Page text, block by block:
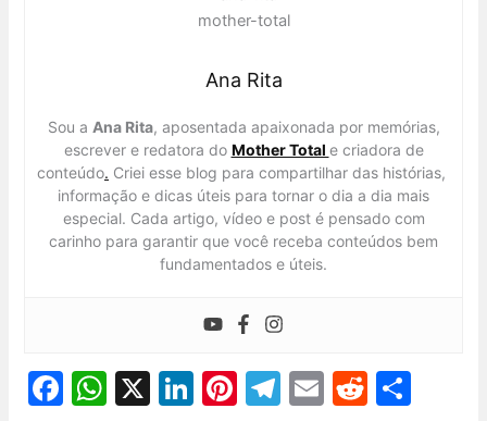
Ana Rita
Sou a Ana Rita, aposentada apaixonada por memórias,
escrever e redatora do Mother Total e criadora de
conteúdo. Criei esse blog para compartilhar das histórias,
informação e dicas úteis para tornar o dia a dia mais
especial. Cada artigo, vídeo e post é pensado com
carinho para garantir que você receba conteúdos bem
fundamentados e úteis.
F
W X
Li Pi T
E
R